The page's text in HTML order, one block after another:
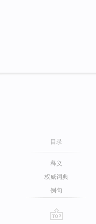
目录
释义
权威词典
例句